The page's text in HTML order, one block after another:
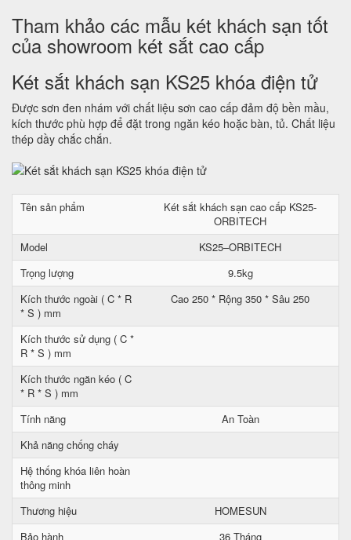
Tham khảo các mẫu két khách sạn tốt
của showroom két sắt cao cấp
Két sắt khách sạn KS25 khóa điện tử
Được sơn đen nhám với chất liệu sơn cao cấp đảm độ bền mầu,
kích thước phù hợp để đặt trong ngăn kéo hoặc bàn, tủ. Chất liệu
thép dầy chắc chắn.
Tên sản phẩm
Két sắt khách sạn cao cấp KS25-
ORBITECH
Model
KS25–ORBITECH
Trọng lượng
9.5kg
Kích thước ngoài ( C * R
* S ) mm
Cao 250 * Rộng 350 * Sâu 250
Kích thước sử dụng ( C *
R * S ) mm
Kích thước ngăn kéo ( C
* R * S ) mm
Tính năng
An Toàn
Khả năng chống cháy
Hệ thống khóa liên hoàn
thông minh
Thương hiệu
HOMESUN
Bảo hành
36 Tháng